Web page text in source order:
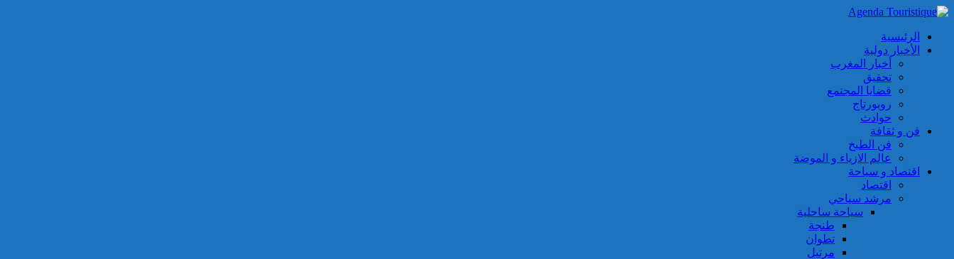
الرئيسية
الأخبار دولية
أخبار المغرب
تحقيق
قضايا المجتمع
روبورتاج
حوادث
فن و ثقافة
فن الطبخ
عالم الازياء و الموضة
اقتصاد و سياحة
اقتصاد
مرشد سياحي
سياحة ساحلية
طنجة
تطوان
مرتيل